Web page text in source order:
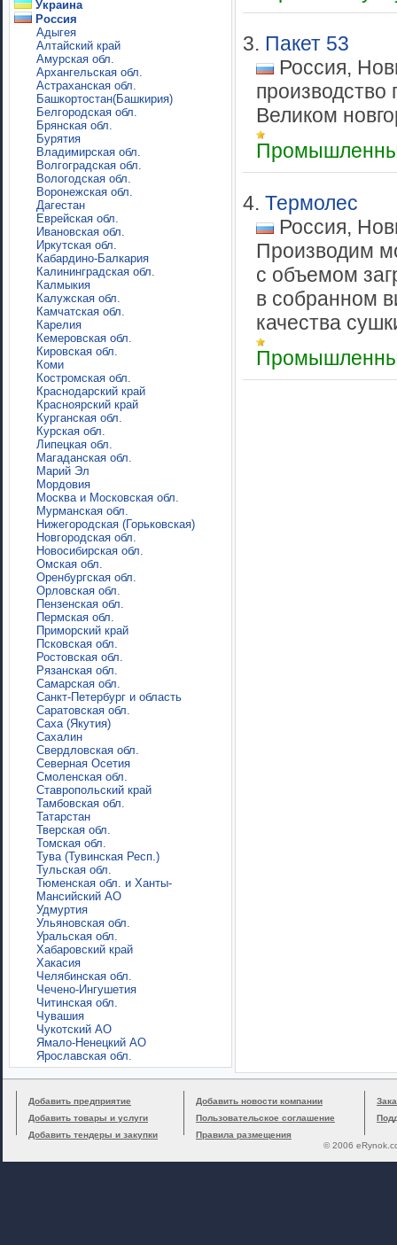
Украина
Россия
Адыгея
Алтайский край
Амурская обл.
Архангельская обл.
Астраханская обл.
Башкортостан(Башкирия)
Белгородская обл.
Брянская обл.
Бурятия
Владимирская обл.
Волгоградская обл.
Вологодская обл.
Воронежская обл.
Дагестан
Еврейская обл.
Ивановская обл.
Иркутская обл.
Кабардино-Балкария
Калининградская обл.
Калмыкия
Калужская обл.
Камчатская обл.
Карелия
Кемеровская обл.
Кировская обл.
Коми
Костромская обл.
Краснодарский край
Красноярский край
Курганская обл.
Курская обл.
Липецкая обл.
Магаданская обл.
Марий Эл
Мордовия
Москва и Московская обл.
Мурманская обл.
Нижегородская (Горьковская)
Новгородская обл.
Новосибирская обл.
Омская обл.
Оренбургская обл.
Орловская обл.
Пензенская обл.
Пермская обл.
Приморский край
Псковская обл.
Ростовская обл.
Рязанская обл.
Самарская обл.
Санкт-Петербург и область
Саратовская обл.
Саха (Якутия)
Сахалин
Свердловская обл.
Северная Осетия
Смоленская обл.
Ставропольский край
Тамбовская обл.
Татарстан
Тверская обл.
Томская обл.
Тува (Тувинская Респ.)
Тульская обл.
Тюменская обл. и Ханты-
Мансийский АО
Удмуртия
Ульяновская обл.
Уральская обл.
Хабаровский край
Хакасия
Челябинская обл.
Чечено-Ингушетия
Читинская обл.
Чувашия
Чукотский АО
Ямало-Ненецкий АО
Ярославская обл.
3. Пакет 53
Россия,
производство
Великом
4. Термолес
Россия,
Производим
с объемом
в собранном
качества
Добавить предприятие
Добавить товары и услуги
Добавить тендеры и закупки
Добавить новости компании
Пользовательское соглашение
Правила размещения
© 2006